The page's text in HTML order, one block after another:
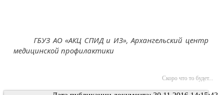
ГБУЗ АО «АКЦ СПИД и ИЗ»,Архангельский центр
медицинской профилактики
Скоро что то будет...